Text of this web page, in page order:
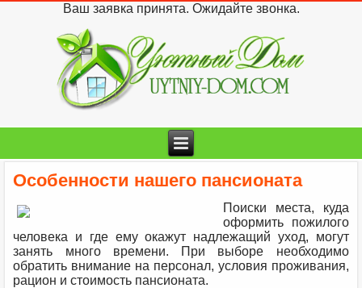
Ваш заявка принята. Ожидайте звонка.
Особенности нашего пансионата
Поиски места, куда
оформить пожилого
человека и где ему окажут надлежащий уход, могут
занять много времени. При выборе необходимо
обратить внимание на персонал, условия проживания,
рацион и стоимость пансионата.